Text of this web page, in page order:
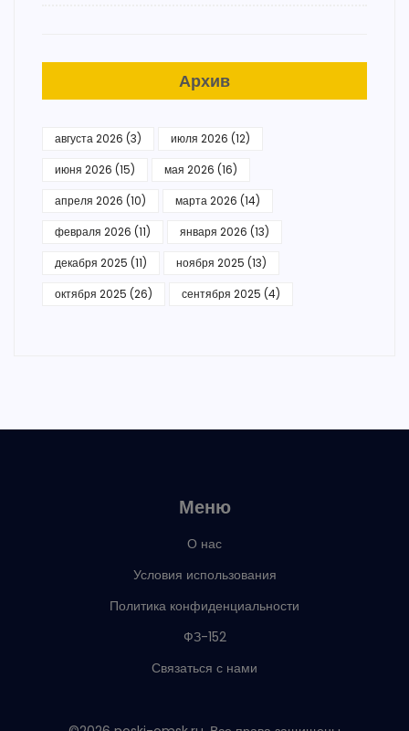
Архив
августа 2026 (3) июля 2026 (12)
июня 2026 (15) мая 2026 (16)
апреля 2026 (10) марта 2026 (14)
февраля 2026 (11) января 2026 (13)
декабря 2025 (11) ноября 2025 (13)
октября 2025 (26) сентября 2025 (4)
Меню
О нас
Условия использования
Политика конфиденциальности
ФЗ-152
Связаться с нами